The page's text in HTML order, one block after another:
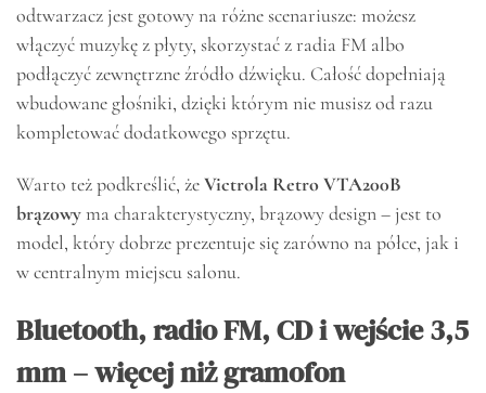
odtwarzacz jest gotowy na różne scenariusze: możesz
włączyć muzykę z płyty, skorzystać z radia FM albo
podłączyć zewnętrzne źródło dźwięku. Całość dopełniają
wbudowane głośniki, dzięki którym nie musisz od razu
kompletować dodatkowego sprzętu.
Warto też podkreślić, żeVictrola Retro VTA200B
brązowyma charakterystyczny, brązowy design – jest to
model, który dobrze prezentuje się zarówno na półce, jak i
w centralnym miejscu salonu.
Bluetooth, radio FM, CD i wejście 3,5
mm – więcej niż gramofon